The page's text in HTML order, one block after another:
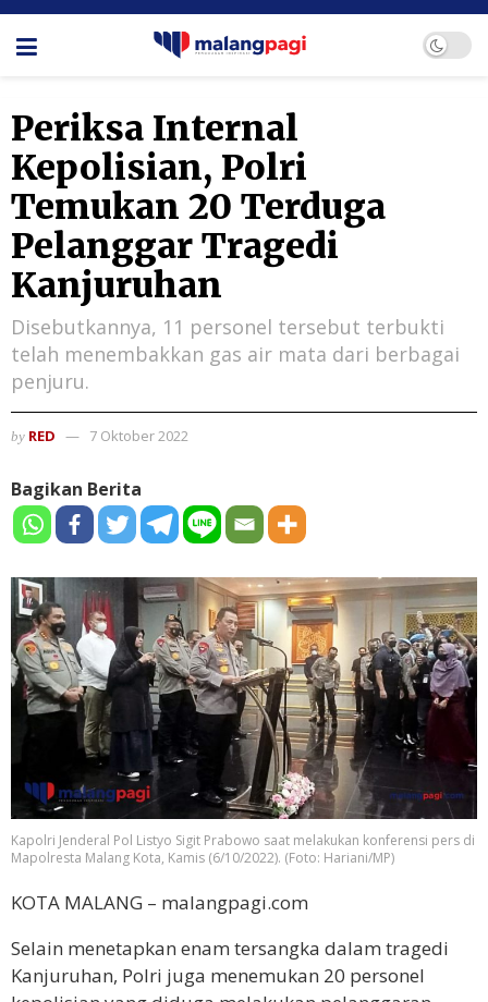
Periksa Internal
Kepolisian, Polri
Temukan 20 Terduga
Pelanggar Tragedi
Kanjuruhan
Disebutkannya, 11 personel tersebut terbukti
telah menembakkan gas air mata dari berbagai
penjuru.
by RED 7 Oktober 2022
Bagikan Berita
Kapolri Jenderal Pol Listyo Sigit Prabowo saat melakukan konferensi pers di
Mapolresta Malang Kota, Kamis (6/10/2022). (Foto: Hariani/MP)
KOTA MALANG – malangpagi.com
Selain menetapkan enam tersangka dalam tragedi
Kanjuruhan, Polri juga menemukan 20 personel